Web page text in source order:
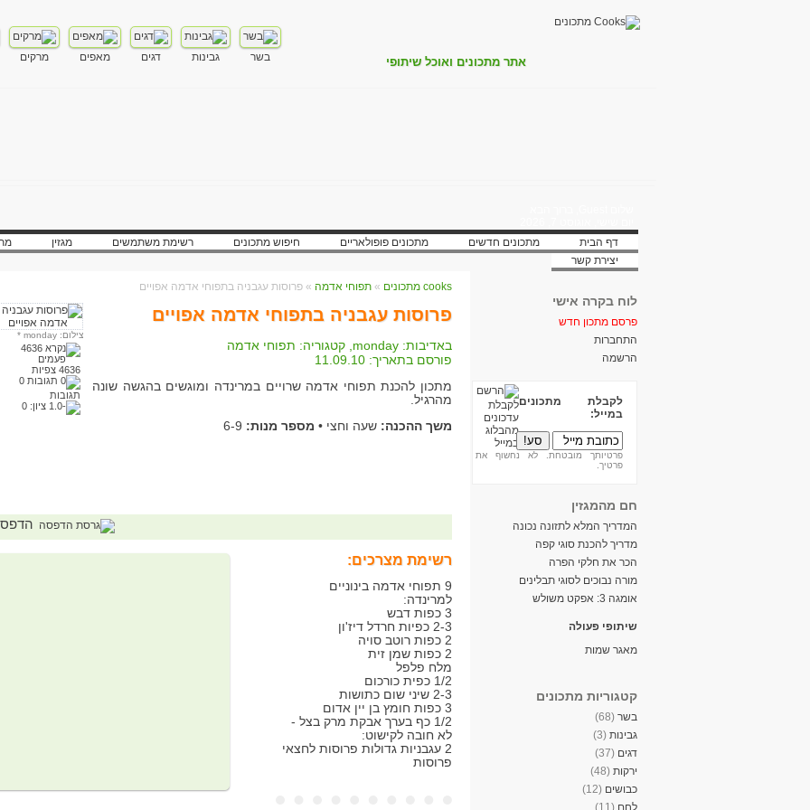
אתר מתכונים ואוכל שיתופי בשר גבינות דגים מאפים מרקים
דף הבית
מתכונים חדשים מתכונים פופולאריים חיפוש מתכונים רשימת משתמשים מגזין
יצירת קשר
לוח בקרה אישי
פרסם מתכון חדש
התחברות
הרשמה
לקבלת מתכונים
במייל:
פרטיותך מובטחת. לא נחשוף את
פרטיך.
חם מהמגזין
המדריך המלא לתזונה נכונה
מדריך להכנת סוגי קפה
הכר את חלקי הפרה
מורה נבוכים לסוגי תבלינים
אומגה 3: אפקט משולש
שיתופי פעולה
מאגר שמות
קטגוריות מתכונים
בשר (68)
גבינות (3)
דגים (37)
ירקות (48)
כבושים (12)
לחם (11)
צילום: monday *
4636 צפיות
תגובות
ציון: 0
cooks מתכונים » תפוחי אדמה » פרוסות עגבניה בתפוחי אדמה אפויים
פרוסות עגבניה בתפוחי אדמה אפויים
באדיבות: monday, קטגוריה: תפוחי אדמה
פורסם בתאריך: 11.09.10
מתכון להכנת תפוחי אדמה שרויים במרינדה ומוגשים בהגשה שונה
מהרגיל.
משך ההכנה: שעה וחצי • מספר מנות: 6-9
רשימת מצרכים:
9 תפוחי אדמה בינוניים
למרינדה:
3 כפות דבש
2-3 כפיות חרדל דיז'ון
2 כפות רוטב סויה
2 כפות שמן זית
מלח פלפל
1/2 כפית כורכום
2-3 שיני שום כתושות
3 כפות חומץ בן יין אדום
1/2 כף בערך אבקת מרק בצל -
לא חובה לקישוט:
2 עגבניות גדולות פרוסות לחצאי
פרוסות